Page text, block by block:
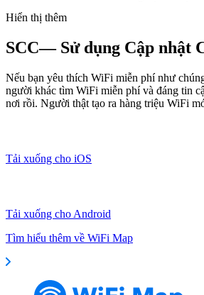
Hiển thị thêm
SCC— Sử dụng Cập nhật
Nếu bạn yêu thích WiFi miễn phí như
người khác tìm WiFi miễn phí và đáng tin
nơi rồi. Người thật tạo ra hàng triệu WiFi
Tải xuống cho iOS
Tải xuống cho Android
Tìm hiểu thêm về WiFi Map